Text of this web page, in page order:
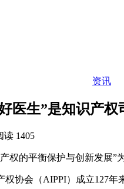
资讯
医生”是知识产权
读 1405
权的平衡保护与创新发展
协会（AIPPI）成立127年